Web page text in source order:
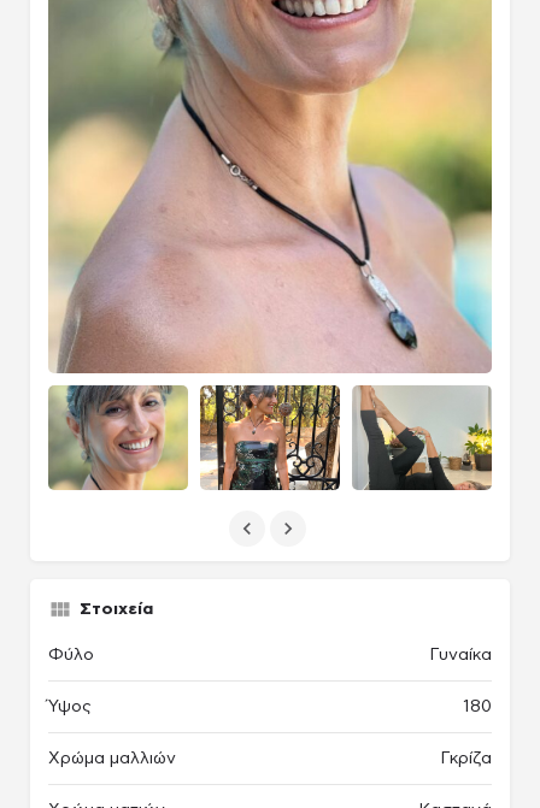
Στοιχεία
Φύλο Γυναίκα
Ύψος 180
Χρώμα μαλλιών Γκρίζα